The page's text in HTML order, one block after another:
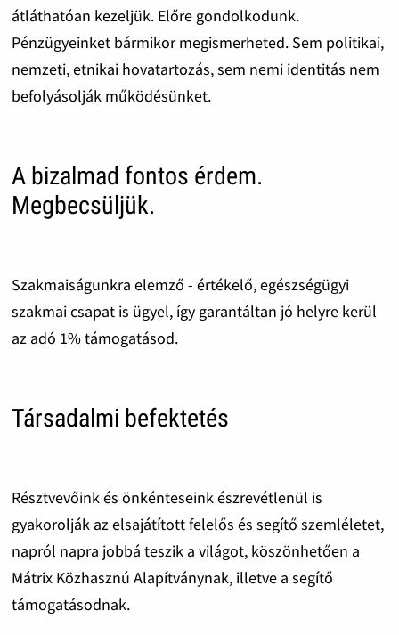
átláthatóan kezeljük. Előre gondolkodunk.
Pénzügyeinket bármikor megismerheted. Sem politikai,
nemzeti, etnikai hovatartozás, sem nemi identitás nem
befolyásolják működésünket.
A bizalmad fontos érdem.
Megbecsüljük.
Szakmaiságunkra elemző - értékelő, egészségügyi
szakmai csapat is ügyel, így garantáltan jó helyre kerül
az adó 1% támogatásod.
Társadalmi befektetés
Résztvevőink és önkénteseink észrevétlenül is
gyakorolják az elsajátított felelős és segítő szemléletet,
napról napra jobbá teszik a világot, köszönhetően a
Mátrix Közhasznú Alapítványnak, illetve a segítő
támogatásodnak.